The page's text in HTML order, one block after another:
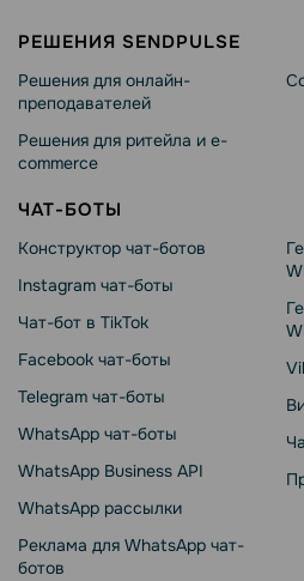
РЕШЕНИЯ SENDPULSE
Решения для онлайн-
преподавателей
Решения для ритейла и e-
commerce
ЧАТ-БОТЫ
Конструктор чат-ботов
Instagram чат-боты
Чат-бот в TikTok
Facebook чат-боты
Telegram чат-боты
WhatsApp чат-боты
WhatsApp Business API
WhatsApp рассылки
Реклама для WhatsApp чат-
ботов